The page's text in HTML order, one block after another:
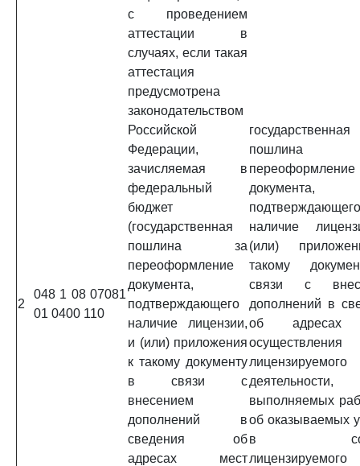
2
048 1 08 07081
01 0400 110
с проведением
аттестации в
случаях, если такая
аттестация
предусмотрена
законодательством
Российской
Федерации,
зачисляемая в
федеральный
бюджет
(государственная
пошлина за
переоформление
документа,
подтверждающего
наличие лицензии,
и (или) приложения
к такому документу
в связи с
внесением
дополнений в
сведения об
адресах мест
государственная
переоформление
документа,
подтверждающего
наличие
(или)
такому
связи с
дополнений в
об адресах
осуществления
выполняемых
об оказываемых
в